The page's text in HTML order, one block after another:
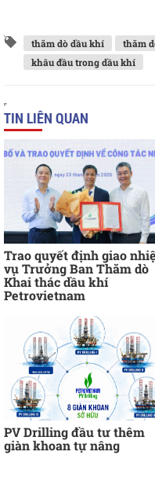
thăm dò dầu khí thăm
khâu đầu trong dầu khí
TIN LIÊN QUAN
Trao quyết định giao
vụ Trưởng Ban Thăm dò
Khai thác dầu khí
Petrovietnam
PV Drilling đầu tư thêm
giàn khoan tự nâng